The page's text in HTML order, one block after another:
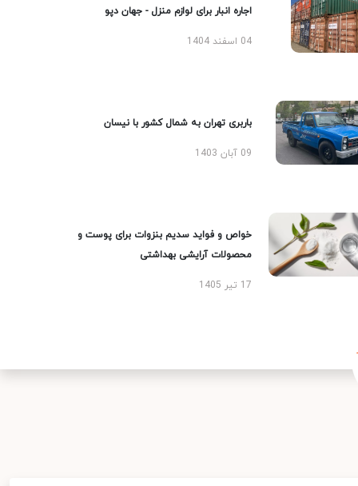
اجاره انبار برای لوازم منزل - جهان دپو
04 اسفند 1404
باربری تهران به شمال کشور با نیسان
09 آبان 1403
خواص و فواید سدیم بنزوات برای پوست و
محصولات آرایشی بهداشتی
17 تیر 1405